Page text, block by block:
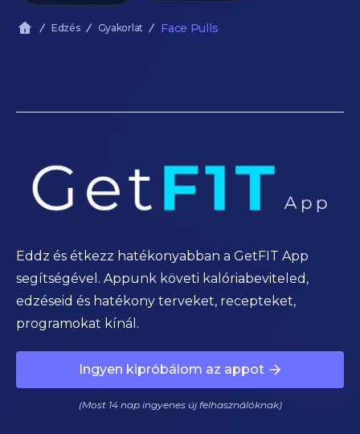
Eddz és étkezz hatékonyabban a GetFIT App
segítségével. Appunk követi kalóriabeviteled,
edzéseid és hatékony terveket, recepteket,
programokat kínál.
Ingyen kipróbálom az appot
(Most 14 nap ingyenes új felhasználóknak)
Edzés Gyakorlat Face Pulls